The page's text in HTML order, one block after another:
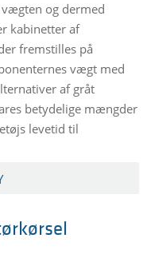
og dermed
kabinetter af
fremstilles på
vægt med
af gråt
betydelige mængder
levetid til